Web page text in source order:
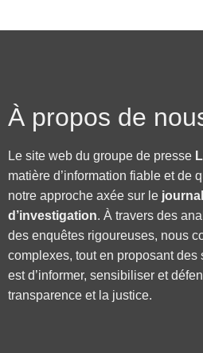
À propos de
Le site web du groupe de presse
matière d’information fiable et de
notre approche axée sur le
d’investigation. À travers des
des enquêtes rigoureuses, nous
complexes, tout en proposant
est d’informer, sensibiliser et
transparence et la justice.